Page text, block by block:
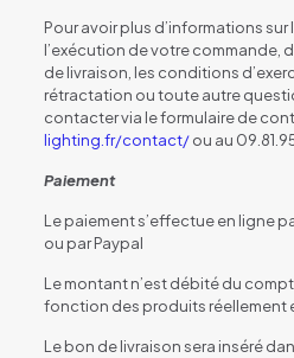
Pour avoir plus d’informations sur
l’exécution de votre commande,
de livraison, les conditions
rétractation ou toute autre
contacter via le formulaire de
lighting.fr/contact/ou au
Paiement
Le paiement s’effectue en ligne
ou par Paypal
Le montant n’est débité du
fonction des produits réellement
Le bon de livraison sera inséré